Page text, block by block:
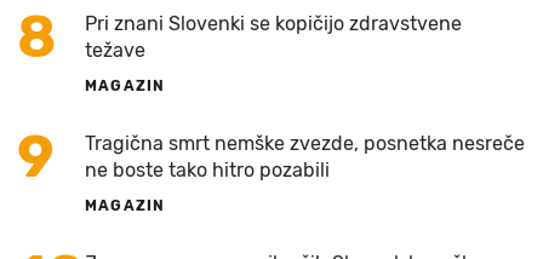
8
Pri znani Slovenki se kopičijo zdravstvene
težave
MAGAZIN
9
Tragična smrt nemške zvezde, posnetka nesreče
ne boste tako hitro pozabili
MAGAZIN